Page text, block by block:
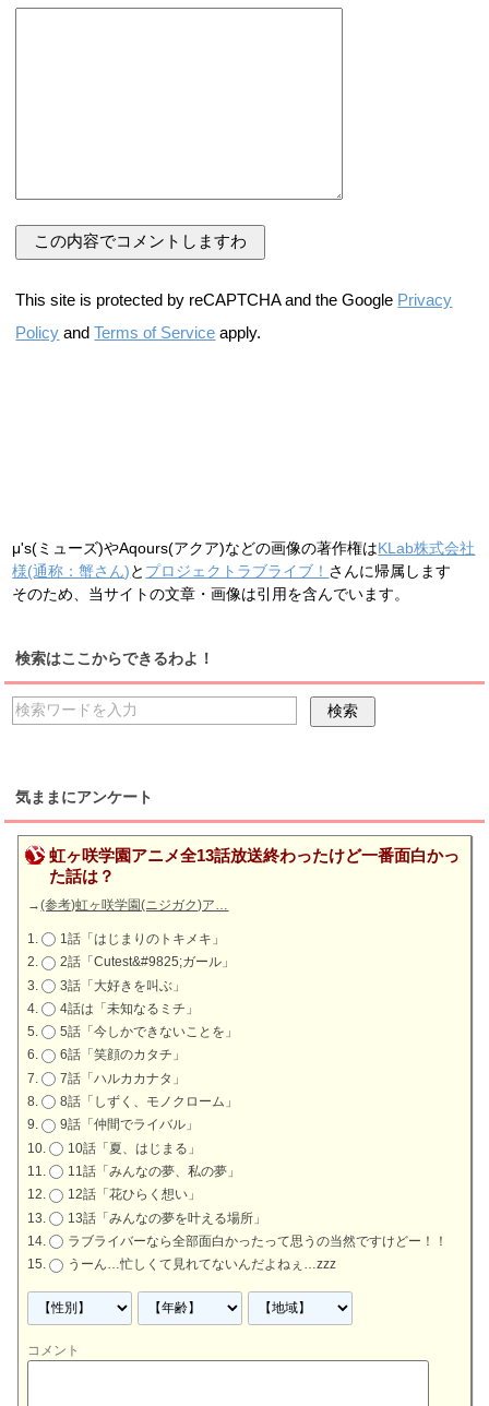
This site is protected by reCAPTCHA and the Google Privacy
Policy andTerms of Service apply.
μ's(ミューズ)やAqours(アクア)などの画像の著作権はKLab株式会社
様(通称：蟹さん)と プロジェクトラブライブ！ さんに帰属します
そのため、当サイトの文章・画像は引用を含んでいます。
検索はここからできるわよ！
気ままにアンケート
虹ヶ咲学園アニメ全13話放送終わったけど一番面白かっ
た話は？
→(参考)虹ヶ咲学園(ニジガク)ア…
1話「はじまりのトキメキ」
2話「Cutest&#9825;ガール」
3話「大好きを叫ぶ」
4話は「未知なるミチ」
5話「今しかできないことを」
6話「笑顔のカタチ」
7話「ハルカカナタ」
8話「しずく、モノクローム」
9話「仲間でライバル」
10話「夏、はじまる」
11話「みんなの夢、私の夢」
12話「花ひらく想い」
13話「みんなの夢を叶える場所」
ラブライバーなら全部面白かったって思うの当然ですけどー！！
うーん…忙しくて見れてないんだよねぇ…zzz
コメント